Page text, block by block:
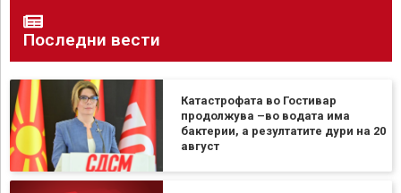
Последни вести
Катастрофата во Гостивар
продолжува –во водата има
бактерии, а резултатите дури на 20
август